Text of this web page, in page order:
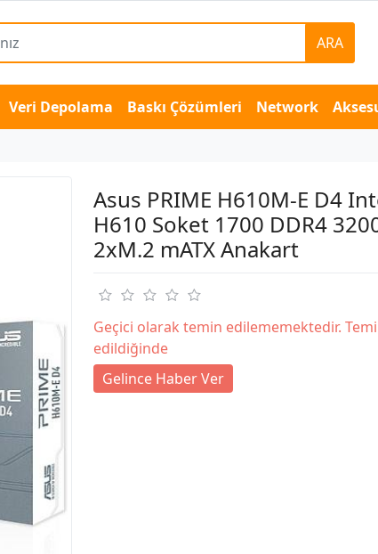
ARA
Veri Depolama Baskı Çözümleri Network
Asus PRIME H610M-E D4
H610 Soket 1700 DDR4
2xM.2 mATX Anakart
Geçici olarak temin edilememektedir.
edildiğinde
Gelince Haber Ver